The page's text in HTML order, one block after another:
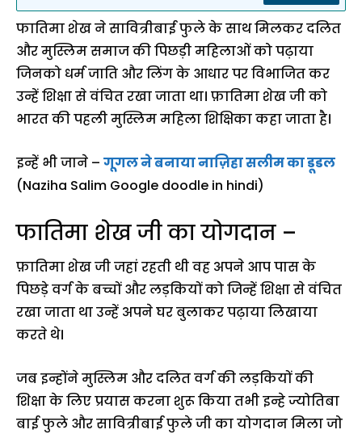
फातिमा शेख ने सावित्रीबाई फुले के साथ मिलकर दलित
और मुस्लिम समाज की पिछड़ी महिलाओं को पढ़ाया
जिनको धर्म जाति और लिंग के आधार पर विभाजित कर
उन्हें शिक्षा से वंचित रखा जाता था। फ़ातिमा शेख जी को
भारत की पहली मुस्लिम महिला शिक्षिका कहा जाता है।
इन्हें भी जाने – गूगल ने बनाया नाज़िहा सलीम का डूडल
(Naziha Salim Google doodle in hindi)
फातिमा शेख जी का योगदान –
फ़ातिमा शेख जी जहां रहती थी वह अपने आप पास के
पिछड़े वर्ग के बच्चों और लड़कियों को जिन्हें शिक्षा से वंचित
रखा जाता था उन्हें अपने घर बुलाकर पढ़ाया लिखाया
करते थे।
जब इन्होंने मुस्लिम और दलित वर्ग की लड़कियों की
शिक्षा के लिए प्रयास करना शुरू किया तभी इन्हे ज्योतिबा
बाई फुले और सावित्रीबाई फुले जी का योगदान मिला जो